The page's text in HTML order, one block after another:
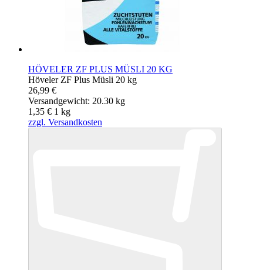
HÖVELER ZF PLUS MÜSLI 20 KG
Höveler ZF Plus Müsli 20 kg
26,99 €
Versandgewicht: 20.30 kg
1,35 € 1 kg
zzgl. Versandkosten